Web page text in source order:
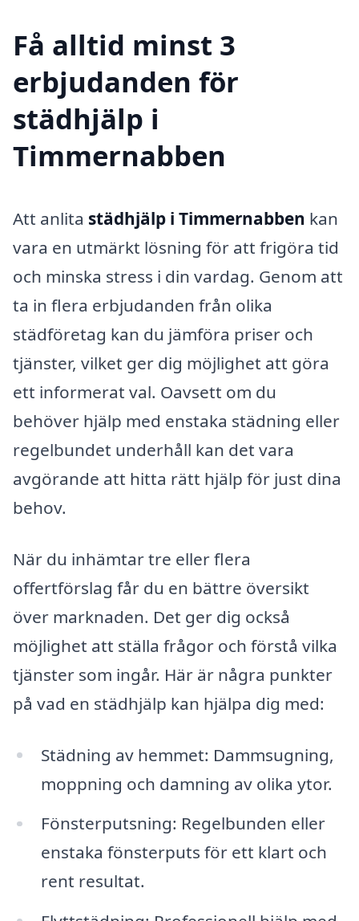
Få alltid minst 3
erbjudanden för
städhjälp i
Timmernabben
Att anlita städhjälp i Timmernabben kan
vara en utmärkt lösning för att frigöra tid
och minska stress i din vardag. Genom att
ta in flera erbjudanden från olika
städföretag kan du jämföra priser och
tjänster, vilket ger dig möjlighet att göra
ett informerat val. Oavsett om du
behöver hjälp med enstaka städning eller
regelbundet underhåll kan det vara
avgörande att hitta rätt hjälp för just dina
behov.
När du inhämtar tre eller flera
offertförslag får du en bättre översikt
över marknaden. Det ger dig också
möjlighet att ställa frågor och förstå vilka
tjänster som ingår. Här är några punkter
på vad en städhjälp kan hjälpa dig med:
Städning av hemmet: Dammsugning,
moppning och damning av olika ytor.
Fönsterputsning: Regelbunden eller
enstaka fönsterputs för ett klart och
rent resultat.